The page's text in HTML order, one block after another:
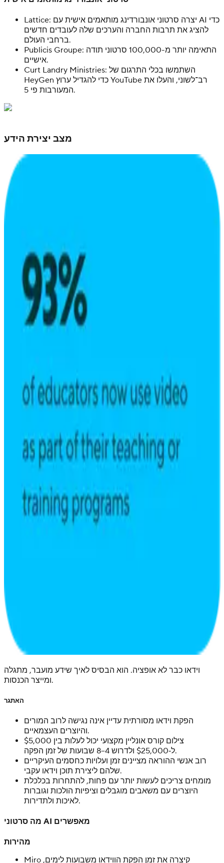
Lattice: יצרה סרטוני אונבורדינג מותאמים אישית עם AI כדי
להציג את תרבות החברה והערכים שלה לעובדים חדשים
ברחבי העולם.
Publicis Groupe: התאימה יותר מ-100,000 סרטוני תודה
אישיים.
Curt Landry Ministries: השתמשו בכלי התרגום של
HeyGen כדי להגדיל ערוץ YouTube רב־לשוני, והעלו את
המעורבות פי 5.
מצב יצירת הידע
וידאו כבר לא אופציה. הוא הבסיס לאיך שידע מועבר, מתגלה
ומייצר הכנסות.
האתגר
הפקת וידאו מסורתית עדיין אינה נגישה לרוב המורים
והיוצרים העצמאיים.
צילום קורס אונליין מקצועי יכול לעלות בין $5,000
ל‑$25,000 ולדרוש 4–8 שבועות של זמן הפקה.
רוב אנשי ההוראה מציינים זמן ועלויות כחסמים העיקריים
שלהם ליצירת תוכן וידאו עקבי.
מומחים צריכים לעשות יותר עם פחות, להתחרות בכלכלת
היוצרים עם משאבים מוגבלים וציפיות הולכות וגוברות
לאיכות ולתדירות.
מה סרטוני AI מאפשרים
מהירות
Miro קיצרה את זמן הפקת הווידאו משבועות לימים,